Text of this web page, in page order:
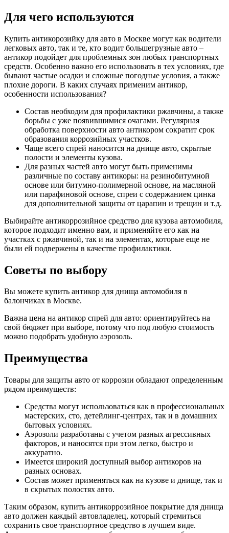
Для чего используются
Купить антикорозийку для авто в Москве могут как водители
легковых авто, так и те, кто водит большегрузные авто –
антикор подойдет для проблемных зон любых транспортных
средств. Особенно важно его использовать в тех условиях, где
бывают частые осадки и сложные погодные условия, а также
плохие дороги. В каких случаях применим антикор,
особенности использования?
Состав необходим для профилактики ржавчины, а также
борьбы с уже появившимися очагами. Регулярная
обработка поверхности авто антикором сократит срок
образования коррозийных участков.
Чаще всего спрей наносится на днище авто, скрытые
полости и элементы кузова.
Для разных частей авто могут быть применимы
различные по составу антикоры: на резинобитумной
основе или битумно-полимерной основе, на масляной
или парафиновой основе, спреи с содержанием цинка
для дополнительной защиты от царапин и трещин и т.д.
Выбирайте антикоррозийное средство для кузова автомобиля,
которое подходит именно вам, и применяйте его как на
участках с ржавчиной, так и на элементах, которые еще не
были ей подвержены в качестве профилактики.
Советы по выбору
Вы можете купить антикор для днища автомобиля в
балончиках в Москве.
Важна цена на антикор спрей для авто: ориентируйтесь на
свой бюджет при выборе, потому что под любую стоимость
можно подобрать удобную аэрозоль.
Преимущества
Товары для защиты авто от коррозии обладают определенным
рядом преимуществ:
Средства могут использоваться как в профессиональных
мастерских, сто, детейлинг-центрах, так и в домашних
бытовых условиях.
Аэрозоли разработаны с учетом разных агрессивных
факторов, и наносятся при этом легко, быстро и
аккуратно.
Имеется широкий доступный выбор антикоров на
разных основах.
Состав может применяться как на кузове и днище, так и
в скрытых полостях авто.
Таким образом, купить антикоррозийное покрытие для днища
авто должен каждый автовладелец, который стремиться
сохранить свое транспортное средство в лучшем виде.